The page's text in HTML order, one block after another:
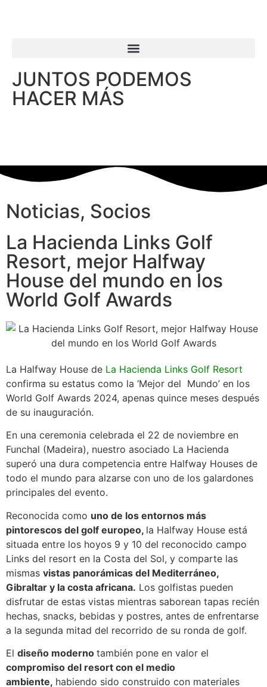
JUNTOS PODEMOS
HACER MÁS
Noticias, Socios
La Hacienda Links Golf
Resort, mejor Halfway
House del mundo en los
World Golf Awards
La Halfway House de La Hacienda Links Golf Resort
confirma su estatus como la ‘Mejor del Mundo’ en los
World Golf Awards 2024, apenas quince meses después
de su inauguración.
En una ceremonia celebrada el 22 de noviembre en
Funchal (Madeira), nuestro asociado La Hacienda
superó una dura competencia entre Halfway Houses de
todo el mundo para alzarse con uno de los galardones
principales del evento.
Reconocida como uno de los entornos más
pintorescos del golf europeo, la Halfway House está
situada entre los hoyos 9 y 10 del reconocido campo
Links del resort en la Costa del Sol, y comparte las
mismas vistas panorámicas del Mediterráneo,
Gibraltar y la costa africana. Los golfistas pueden
disfrutar de estas vistas mientras saborean tapas recién
hechas, snacks, bebidas y postres, antes de enfrentarse
a la segunda mitad del recorrido de su ronda de golf.
El diseño moderno también pone en valor el
compromiso del resort con el medio
ambiente, habiendo sido construido con materiales